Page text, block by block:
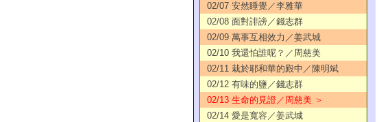
02/07 安然睡覺／李雅華
02/08 面對誹謗／錢志群
02/09 萬事互相效力／姜武城
02/10 我還怕誰呢？／周慈美
02/11 栽於耶和華的殿中／陳明斌
02/12 有味的鹽／錢志群
02/13 生命的見證／周慈美 ＞
02/14 愛是寬容／姜武城